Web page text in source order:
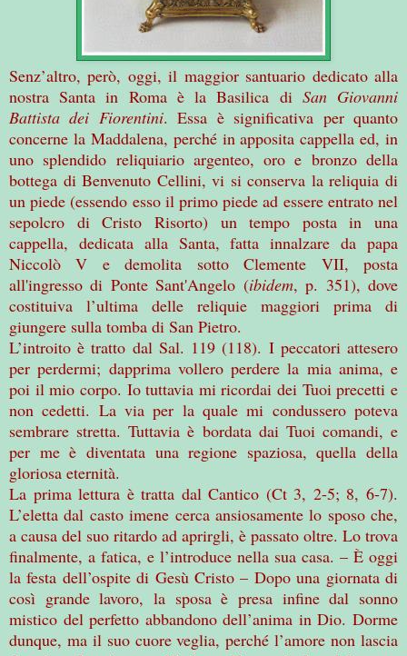
Senz’altro, però, oggi, il maggior santuario dedicato alla
nostra Santa in Roma è la Basilica di San Giovanni
Battista dei Fiorentini. Essa è significativa per quanto
concerne la Maddalena, perché in apposita cappella ed, in
uno splendido reliquiario argenteo, oro e bronzo della
bottega di Benvenuto Cellini, vi si conserva la reliquia di
un piede (essendo esso il primo piede ad essere entrato nel
sepolcro di Cristo Risorto) un tempo posta in una
cappella, dedicata alla Santa, fatta innalzare da papa
Niccolò V e demolita sotto Clemente VII, posta
all'ingresso di Ponte Sant'Angelo (ibidem, p. 351), dove
costituiva l’ultima delle reliquie maggiori prima di
giungere sulla tomba di San Pietro.
L’introito è tratto dal Sal. 119 (118). I peccatori attesero
per perdermi; dapprima vollero perdere la mia anima, e
poi il mio corpo. Io tuttavia mi ricordai dei Tuoi precetti e
non cedetti. La via per la quale mi condussero poteva
sembrare stretta. Tuttavia è bordata dai Tuoi comandi, e
per me è diventata una regione spaziosa, quella della
gloriosa eternità.
La prima lettura è tratta dal Cantico (Ct 3, 2-5; 8, 6-7).
L’eletta dal casto imene cerca ansiosamente lo sposo che,
a causa del suo ritardo ad aprirgli, è passato oltre. Lo trova
finalmente, a fatica, e l’introduce nella sua casa. – È oggi
la festa dell’ospite di Gesù Cristo – Dopo una giornata di
così grande lavoro, la sposa è presa infine dal sonno
mistico del perfetto abbandono dell’anima in Dio. Dorme
dunque, ma il suo cuore veglia, perché l’amore non lascia